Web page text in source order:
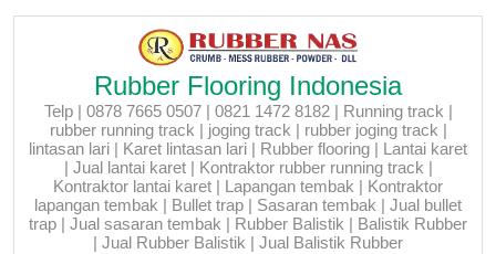
Rubber Flooring Indonesia
Telp | 0878 7665 0507 | 0821 1472 8182 | Running track |
rubber running track | joging track | rubber joging track |
lintasan lari | Karet lintasan lari | Rubber flooring | Lantai karet
| Jual lantai karet | Kontraktor rubber running track |
Kontraktor lantai karet | Lapangan tembak | Kontraktor
lapangan tembak | Bullet trap | Sasaran tembak | Jual bullet
trap | Jual sasaran tembak | Rubber Balistik | Balistik Rubber
| Jual Rubber Balistik | Jual Balistik Rubber